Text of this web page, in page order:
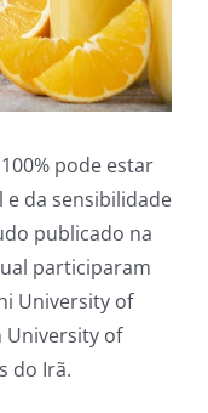
pode estar
da sensibilidade
publicado na
participaram
University of
University of
do Irã.